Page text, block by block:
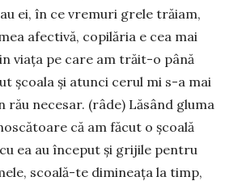
ei, în ce vremuri grele trăiam,
afectivă, copilăria e cea mai
viaţa pe care am trăit-o până
şcoala şi atunci cerul mi s-a mai
rău necesar. (râde) Lăsând gluma
că am făcut o şcoală
ea au început și grijile pentru
scoală-te dimineaţa la timp,